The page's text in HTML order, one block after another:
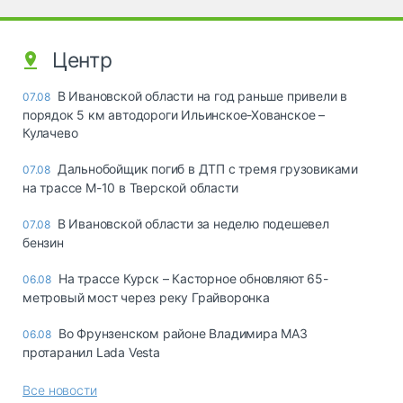
Центр
07.08 В Ивановской области на год раньше привели в
порядок 5 км автодороги Ильинское-Хованское –
Кулачево
07.08 Дальнобойщик погиб в ДТП с тремя грузовиками
на трассе М-10 в Тверской области
07.08 В Ивановской области за неделю подешевел
бензин
06.08 На трассе Курск – Касторное обновляют 65-
метровый мост через реку Грайворонка
06.08 Во Фрунзенском районе Владимира МАЗ
протаранил Lada Vesta
Все новости